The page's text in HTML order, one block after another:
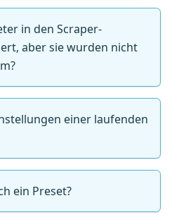
in den Scraper-
aber sie wurden nicht
einer laufenden
ein Preset?